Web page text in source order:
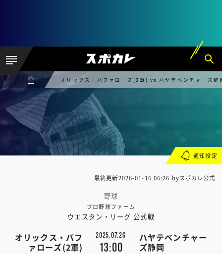
オリックス・バファローズ(2軍) vs ハヤテベンチャーズ静
最終更新2026-01-16 06:26 byスポカレ公式
野球
プロ野球ファーム
ウエスタン・リーグ 公式戦
オリックス・バフ
ァローズ(2軍)
2025.07.26
13:00
ハヤテベンチャー
ズ静岡
通知設定